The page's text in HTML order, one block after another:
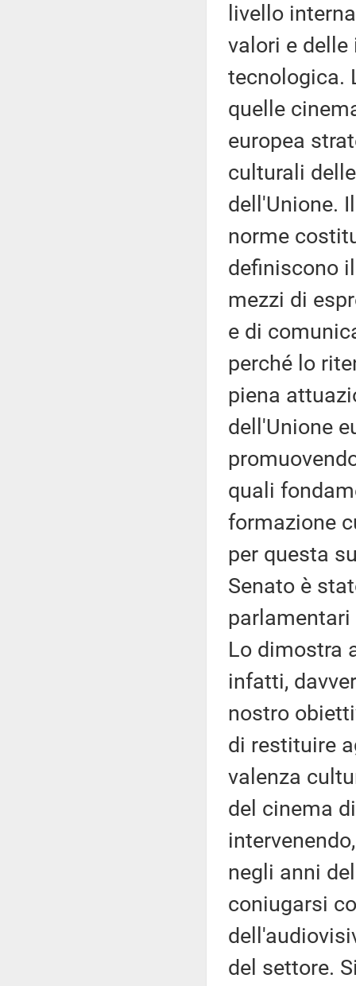
livello
valori e
tecnologica.
quelle
europea
culturali
dell'Unione.
norme
definiscono
mezzi di
e di
perché lo
piena
dell'Unione
quali
formazione
per questa
Senato è
Lo dimostra
infatti,
nostro
di restituire
valenza
del cinema
negli anni
coniugarsi
del settore.